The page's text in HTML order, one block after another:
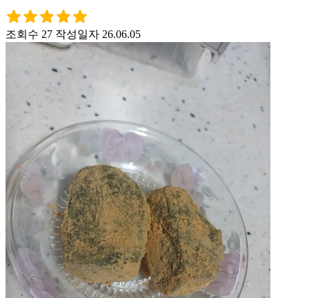
조회수 27 작성일자 26.06.05